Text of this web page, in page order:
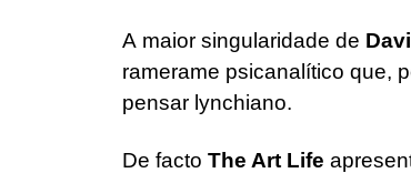
A maior singularidade de
ramerame psicanalítico que,
pensar lynchiano.
De facto The Art Life